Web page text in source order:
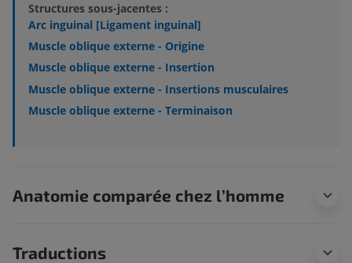
Structures sous-jacentes :
Arc inguinal [Ligament inguinal]
Muscle oblique externe - Origine
Muscle oblique externe - Insertion
Muscle oblique externe - Insertions musculaires
Muscle oblique externe - Terminaison
Anatomie comparée chez l’homme
Traductions